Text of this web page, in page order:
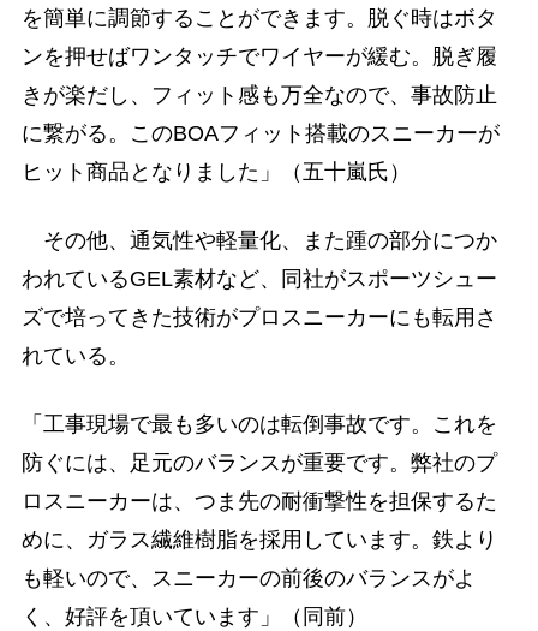
を簡単に調節することができます。脱ぐ時はボタ
ンを押せばワンタッチでワイヤーが緩む。脱ぎ履
きが楽だし、フィット感も万全なので、事故防止
に繋がる。このBOAフィット搭載のスニーカーが
ヒット商品となりました」（五十嵐氏）
その他、通気性や軽量化、また踵の部分につか
われているGEL素材など、同社がスポーツシュー
ズで培ってきた技術がプロスニーカーにも転用さ
れている。
「工事現場で最も多いのは転倒事故です。これを
防ぐには、足元のバランスが重要です。弊社のプ
ロスニーカーは、つま先の耐衝撃性を担保するた
めに、ガラス繊維樹脂を採用しています。鉄より
も軽いので、スニーカーの前後のバランスがよ
く、好評を頂いています」（同前）